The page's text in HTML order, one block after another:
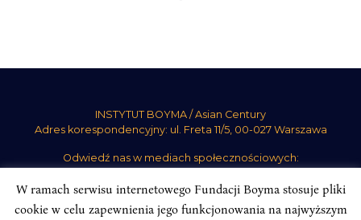
INSTYTUT BOYMA / Asian Century
Adres korespondencyjny: ul. Freta 11/5, 00-027 Warszawa
Odwiedź nas w mediach społecznościowych:
W ramach serwisu internetowego Fundacji Boyma stosuje pliki
cookie w celu zapewnienia jego funkcjonowania na najwyższym